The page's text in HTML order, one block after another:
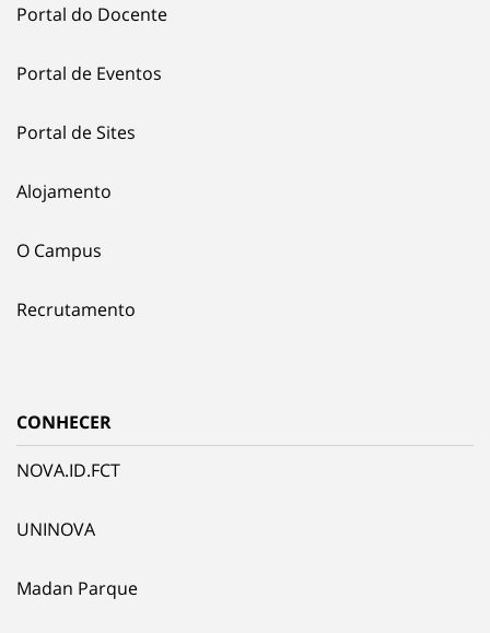
Portal do Docente
Portal de Eventos
Portal de Sites
Alojamento
O Campus
Recrutamento
CONHECER
NOVA.ID.FCT
UNINOVA
Madan Parque